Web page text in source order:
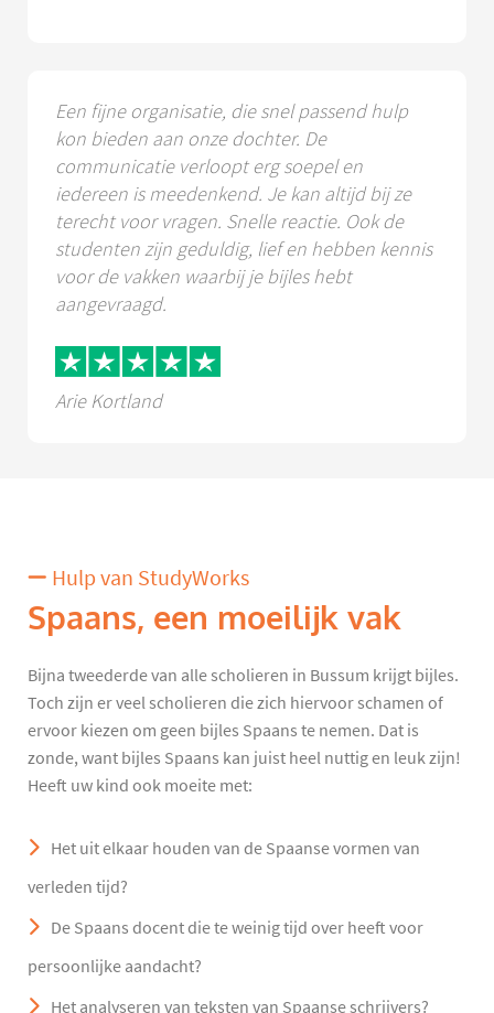
Een fijne organisatie, die snel passend hulp
kon bieden aan onze dochter. De
communicatie verloopt erg soepel en
iedereen is meedenkend. Je kan altijd bij ze
terecht voor vragen. Snelle reactie. Ook de
studenten zijn geduldig, lief en hebben kennis
voor de vakken waarbij je bijles hebt
aangevraagd.
Arie Kortland
Hulp van StudyWorks
Spaans, een moeilijk vak
Bijna tweederde van alle scholieren in Bussum krijgt bijles.
Toch zijn er veel scholieren die zich hiervoor schamen of
ervoor kiezen om geen bijles Spaans te nemen. Dat is
zonde, want bijles Spaans kan juist heel nuttig en leuk zijn!
Heeft uw kind ook moeite met:
Het uit elkaar houden van de Spaanse vormen van
verleden tijd?
De Spaans docent die te weinig tijd over heeft voor
persoonlijke aandacht?
Het analyseren van teksten van Spaanse schrijvers?